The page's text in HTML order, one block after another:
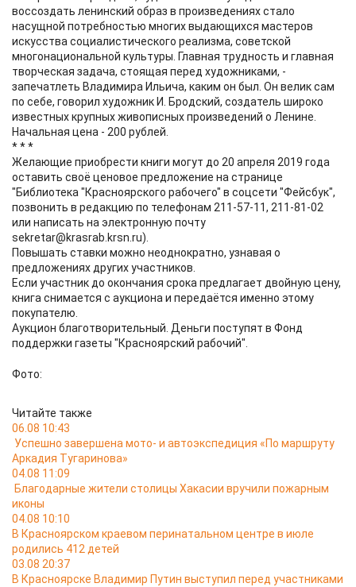
воссоздать ленинский образ в произведениях стало
насущной потребностью многих выдающихся мастеров
искусства социалистического реализма, советской
многонациональной культуры. Главная трудность и главная
творческая задача, стоящая перед художниками, -
запечатлеть Владимира Ильича, каким он был. Он велик сам
по себе, говорил художник И. Бродский, создатель широко
известных крупных живописных произведений о Ленине.
Начальная цена - 200 рублей.
* * *
Желающие приобрести книги могут до 20 апреля 2019 года
оставить своё ценовое предложение на странице
"Библиотека "Красноярского рабочего" в соцсети "Фейсбук",
позвонить в редакцию по телефонам 211-57-11, 211-81-02
или написать на электронную почту
sekretar@krasrab.krsn.ru).
Повышать ставки можно неоднократно, узнавая о
предложениях других участников.
Если участник до окончания срока предлагает двойную цену,
книга снимается с аукциона и передаётся именно этому
покупателю.
Аукцион благотворительный. Деньги поступят в Фонд
поддержки газеты "Красноярский рабочий".
Фото:
Читайте также
06.08 10:43
Успешно завершена мото- и автоэкспедиция «По маршруту
Аркадия Тугаринова»
04.08 11:09
Благодарные жители столицы Хакасии вручили пожарным
иконы
04.08 10:10
В Красноярском краевом перинатальном центре в июле
родились 412 детей
03.08 20:37
В Красноярске Владимир Путин выступил перед участниками